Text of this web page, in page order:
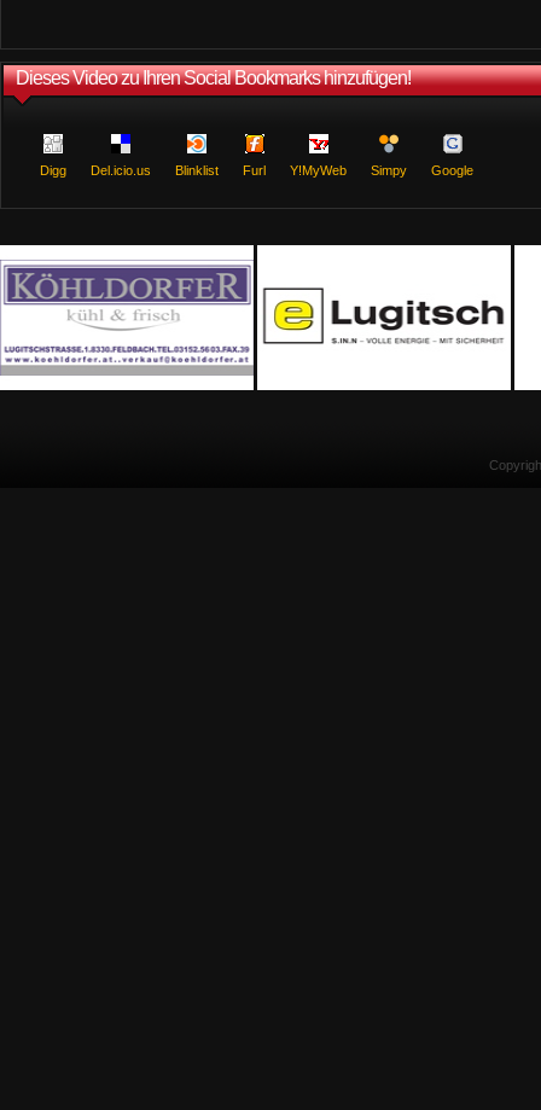
Dieses Video zu Ihren Social Bookmarks hinzufügen!
Digg Del.icio.us Blinklist Furl Y!MyWeb Simpy Google